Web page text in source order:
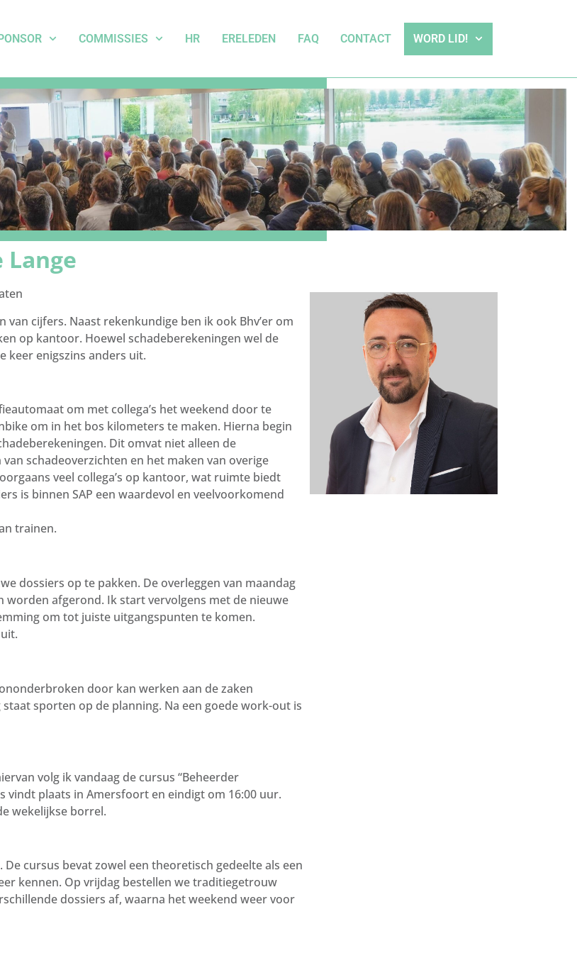
COMMISSIES HR ERELEDEN FAQ CONTACT WORD LID!
Lange
cijfers. Naast rekenkundige ben ik ook Bhv’er om
op kantoor. Hoewel schadeberekeningen wel de
keer enigszins anders uit.
om met collega’s het weekend door te
om in het bos kilometers te maken. Hierna begin
Dit omvat niet alleen de
schadeoverzichten en het maken van overige
veel collega’s op kantoor, wat ruimte biedt
is binnen SAP een waardevol en veelvoorkomend
trainen.
dossiers op te pakken. De overleggen van maandag
afgerond. Ik start vervolgens met de nieuwe
om tot juiste uitgangspunten te komen.
door kan werken aan de zaken
sporten op de planning. Na een goede work-out is
volg ik vandaag de cursus “Beheerder
vindt plaats in Amersfoort en eindigt om 16:00 uur.
wekelijkse borrel.
cursus bevat zowel een theoretisch gedeelte als een
kennen. Op vrijdag bestellen we traditiegetrouw
dossiers af, waarna het weekend weer voor